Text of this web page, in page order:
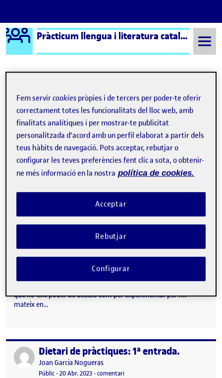
Saltar al contingut
Logo Ágora Pràcticum llengua i literatura catalana i castellana aula 9
Semestre 20221 - Aula 9 PAC 4 - De l'observació a la intervenció autònoma: el diari de pràctiques
PAC 4 - De l'observació a la
intervenció autònoma: el
diari de pràctiques
Publicat perDietari de Pràctiques: 2ª entrada
Joan Garcia Nogueras
consta de 4 fases: l’aprenentatge acomodatiu, el divergent,
l’assimilatiu i el convergent. Procediré a analitzar una situació
concreta de les moltes que he pogut percebre durant la meva
encara breu estada a l’institut Pla Marcell en aquesta fase
que no tinc poder de decisió com per experimentar per mi
mateix en…
Publicat perDietari de pràctiques: 1ª entrada.
Publicat per
Joan Garcia Nogueras
Visibilitat:
Públic-Data de publicació
20 Abr. 2023-comentariel Dietari de pràctiques: 1ª entrada.
Fem servircookies pròpies i de tercers per poder-te oferir
correctament totes les funcionalitats del lloc web, amb
finalitats analítiques i per mostrar-te publicitat
personalitzada d'acord amb un perfil elaborat a partir dels
teus hàbits de navegació. Pots acceptar, rebutjar o
configurar les teves preferències fent clic a sota, o obtenir-
ne més informació en la nostra política de cookies.
Rebutjar
Acceptar
Configurar